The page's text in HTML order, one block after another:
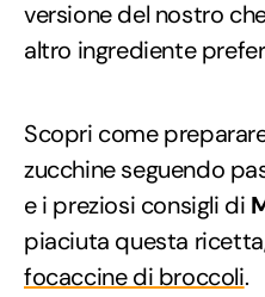
versione del nostro
altro ingrediente
Scopri come
zucchine seguendo
e i preziosi consigli di
piaciuta questa
focaccine di broccoli.